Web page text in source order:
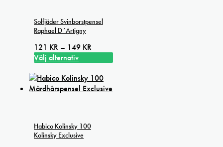
Solfjäder Svinborstpensel
Raphael D´Artigny
121 KR – 149 KR
149 kr
Välj alternativ
här
produkten
De
olika
Habico Kolinsky 100
Kolinsky Exclusive